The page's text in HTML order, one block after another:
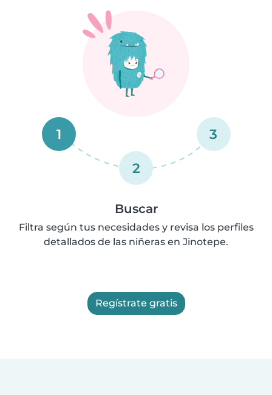
1
2
3
Buscar
Filtra según tus necesidades y revisa los perfiles
detallados de las niñeras en Jinotepe.
Regístrate gratis